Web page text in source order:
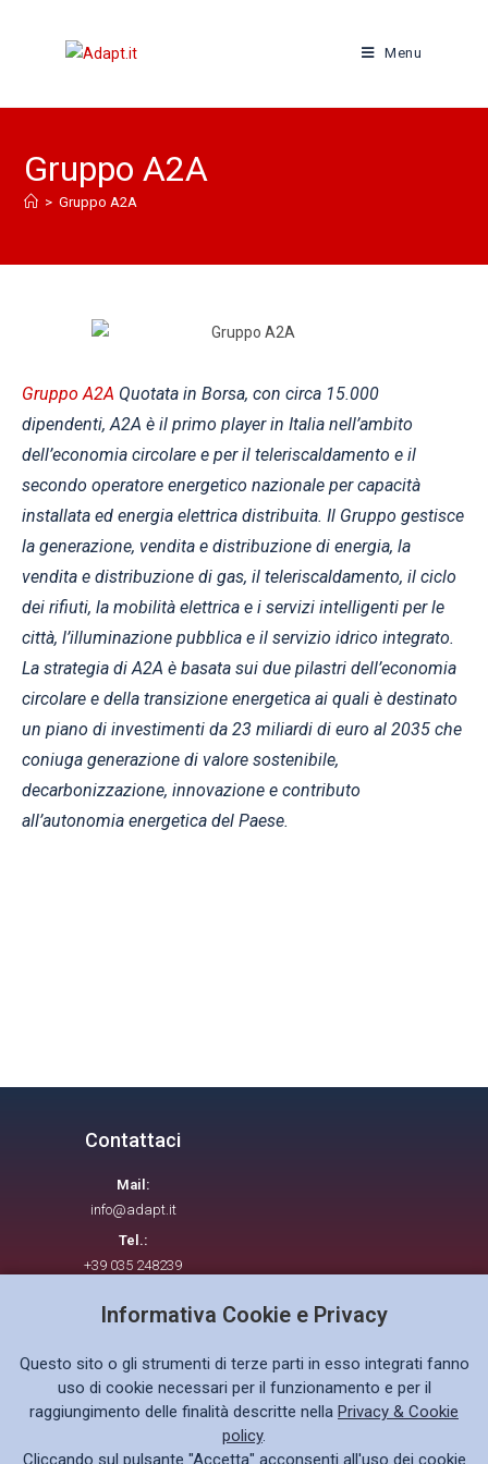
Menu
Gruppo A2A
> Gruppo A2A
Gruppo A2A Quotata in Borsa, con circa 15.000
dipendenti, A2A è il primo player in Italia nell’ambito
dell’economia circolare e per il teleriscaldamento e il
secondo operatore energetico nazionale per capacità
installata ed energia elettrica distribuita. Il Gruppo gestisce
la generazione, vendita e distribuzione di energia, la
vendita e distribuzione di gas, il teleriscaldamento, il ciclo
dei rifiuti, la mobilità elettrica e i servizi intelligenti per le
città, l’illuminazione pubblica e il servizio idrico integrato.
La strategia di A2A è basata sui due pilastri dell’economia
circolare e della transizione energetica ai quali è destinato
un piano di investimenti da 23 miliardi di euro al 2035 che
coniuga generazione di valore sostenibile,
decarbonizzazione, innovazione e contributo
all’autonomia energetica del Paese.
Contattaci
Mail:
info@adapt.it
Tel.:
+39 035 248239
Informativa Cookie e Privacy
Questo sito o gli strumenti di terze parti in esso integrati fanno
uso di cookie necessari per il funzionamento e per il
raggiungimento delle finalità descritte nella Privacy & Cookie
policy.
Cliccando sul pulsante "Accetta" acconsenti all'uso dei cookie